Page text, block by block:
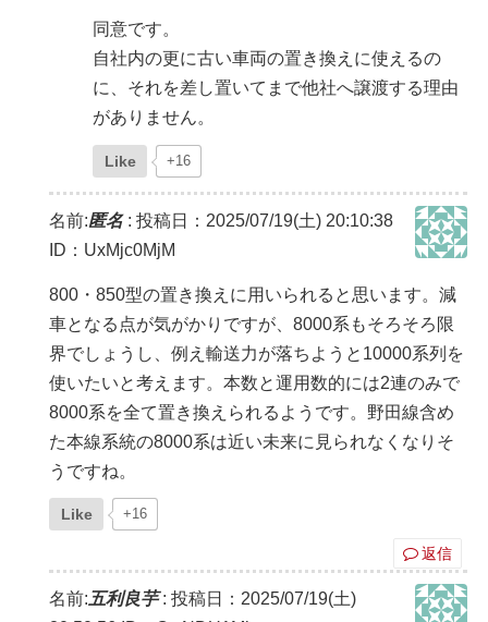
同意です。
自社内の更に古い車両の置き換えに使えるの
に、それを差し置いてまで他社へ譲渡する理由
がありません。
Like +16
名前:匿名: 投稿日：2025/07/19(土) 20:10:38
ID：UxMjc0MjM
800・850型の置き換えに用いられると思います。減
車となる点が気がかりですが、8000系もそろそろ限
界でしょうし、例え輸送力が落ちようと10000系列を
使いたいと考えます。本数と運用数的には2連のみで
8000系を全て置き換えられるようです。野田線含め
た本線系統の8000系は近い未来に見られなくなりそ
うですね。
Like +16
返信
名前:五利良芋: 投稿日：2025/07/19(土)